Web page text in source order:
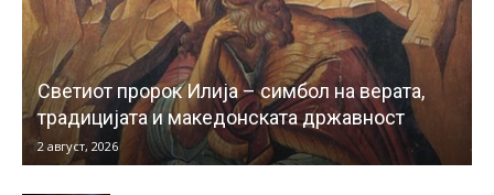
Светиот пророк Илија – симбол на верата,
традицијата и македонската државност
2 август, 2026